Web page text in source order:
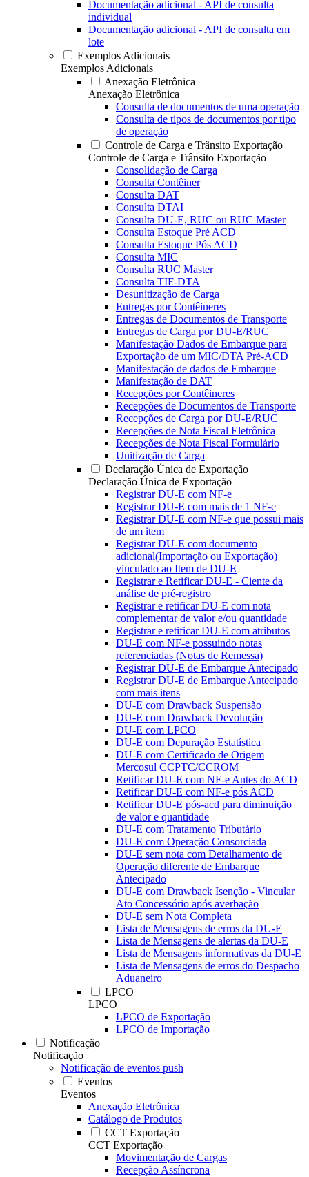
Documentação adicional - API de consulta
individual
Documentação adicional - API de consulta em
lote
Exemplos Adicionais
Exemplos Adicionais
Anexação Eletrônica
Anexação Eletrônica
Consulta de documentos de uma operação
Consulta de tipos de documentos por tipo
de operação
Controle de Carga e Trânsito Exportação
Controle de Carga e Trânsito Exportação
Consolidação de Carga
Consulta Contêiner
Consulta DAT
Consulta DTAI
Consulta DU-E, RUC ou RUC Master
Consulta Estoque Pré ACD
Consulta Estoque Pós ACD
Consulta MIC
Consulta RUC Master
Consulta TIF-DTA
Desunitização de Carga
Entregas por Contêineres
Entregas de Documentos de Transporte
Entregas de Carga por DU-E/RUC
Manifestação Dados de Embarque para
Exportação de um MIC/DTA Pré-ACD
Manifestação de dados de Embarque
Manifestação de DAT
Recepções por Contêineres
Recepções de Documentos de Transporte
Recepções de Carga por DU-E/RUC
Recepções de Nota Fiscal Eletrônica
Recepções de Nota Fiscal Formulário
Unitização de Carga
Declaração Única de Exportação
Declaração Única de Exportação
Registrar DU-E com NF-e
Registrar DU-E com mais de 1 NF-e
Registrar DU-E com NF-e que possui mais
de um item
Registrar DU-E com documento
adicional(Importação ou Exportação)
vinculado ao Item de DU-E
Registrar e Retificar DU-E - Ciente da
análise de pré-registro
Registrar e retificar DU-E com nota
complementar de valor e/ou quantidade
Registrar e retificar DU-E com atributos
DU-E com NF-e possuindo notas
referenciadas (Notas de Remessa)
Registrar DU-E de Embarque Antecipado
Registrar DU-E de Embarque Antecipado
com mais itens
DU-E com Drawback Suspensão
DU-E com Drawback Devolução
DU-E com LPCO
DU-E com Depuração Estatística
DU-E com Certificado de Origem
Mercosul CCPTC/CCROM
Retificar DU-E com NF-e Antes do ACD
Retificar DU-E com NF-e pós ACD
Retificar DU-E pós-acd para diminuição
de valor e quantidade
DU-E com Tratamento Tributário
DU-E com Operação Consorciada
DU-E sem nota com Detalhamento de
Operação diferente de Embarque
Antecipado
DU-E com Drawback Isenção - Vincular
Ato Concessório após averbação
DU-E sem Nota Completa
Lista de Mensagens de erros da DU-E
Lista de Mensagens de alertas da DU-E
Lista de Mensagens informativas da DU-E
Lista de Mensagens de erros do Despacho
Aduaneiro
LPCO
LPCO
LPCO de Exportação
LPCO de Importação
Notificação
Notificação
Notificação de eventos push
Eventos
Eventos
Anexação Eletrônica
Catálogo de Produtos
CCT Exportação
CCT Exportação
Movimentação de Cargas
Recepção Assíncrona